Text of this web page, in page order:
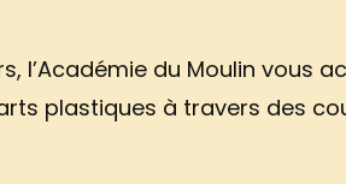
l’Académie du Moulin vous
plastiques à travers des